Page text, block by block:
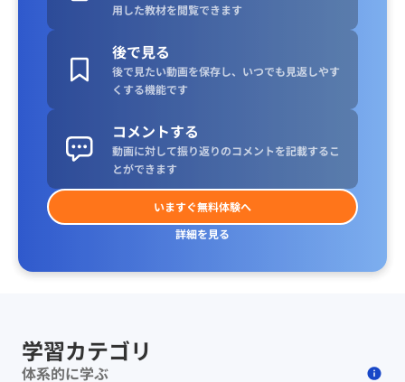
用した教材を閲覧できます
後で見る
後で見たい動画を保存し、いつでも見返しやす
くする機能です
コメントする
動画に対して振り返りのコメントを記載するこ
とができます
いますぐ無料体験へ
詳細を見る
学習カテゴリ
体系的に学ぶ